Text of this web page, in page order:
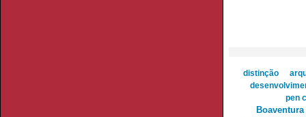
distinção
pen